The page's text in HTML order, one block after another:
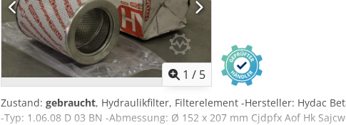
1 / 5
Zustand: gebraucht, Hydraulikfilter, Filterelement -Hersteller: Hydac
-Typ: 1.06.08 D 03 BN -Abmessung: Ø 152 x 207 mm Cjdpfx Aof Hk